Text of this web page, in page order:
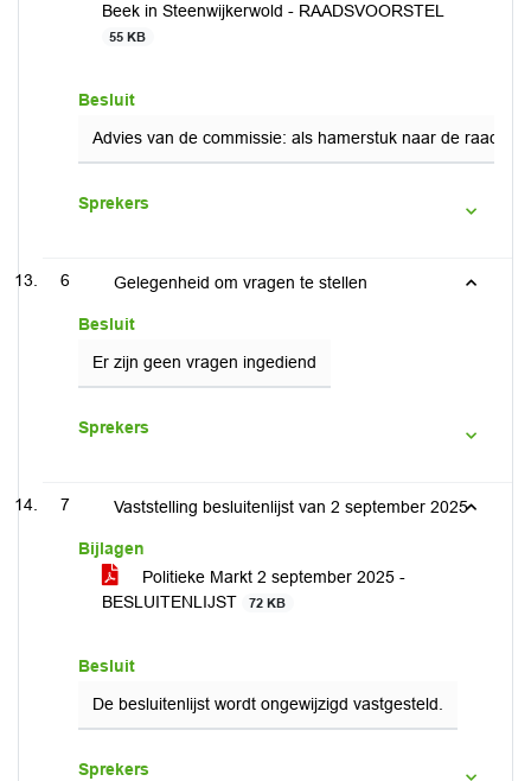
Beek in Steenwijkerwold - RAADSVOORSTEL
55 KB
Besluit
Advies van de commissie: als hamerstuk naar de raad.
Sprekers
6 Gelegenheid om vragen te stellen
Besluit
Er zijn geen vragen ingediend
Sprekers
7 Vaststelling besluitenlijst van 2 september 2025
Bijlagen
Politieke Markt 2 september 2025 -
BESLUITENLIJST
72 KB
Besluit
De besluitenlijst wordt ongewijzigd vastgesteld.
Sprekers